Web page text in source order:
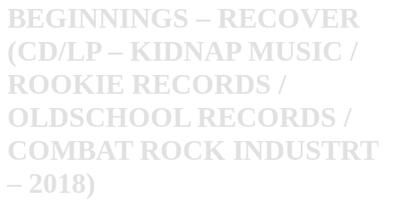
BEGINNINGS – RECOVER
(CD/LP – KIDNAP MUSIC /
ROOKIE RECORDS /
OLDSCHOOL RECORDS /
COMBAT ROCK INDUSTRT
– 2018)